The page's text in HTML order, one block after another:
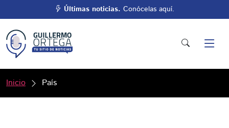
Últimas noticias. Conócelas aquí.
Inicio País